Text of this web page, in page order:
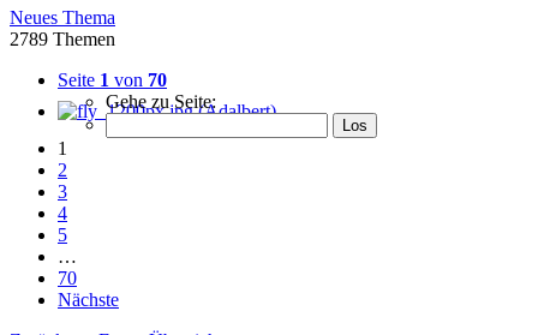
Neues Thema
2789 Themen
Seite 1 von 70
Gehe zu Seite:
1
2
3
4
5
…
70
Nächste